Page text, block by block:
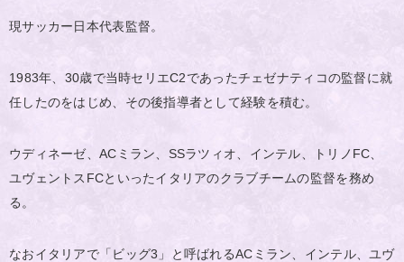
現サッカー日本代表監督。
1983年、30歳で当時セリエC2であったチェゼナティコの監督に就
任したのをはじめ、その後指導者として経験を積む。
ウディネーゼ、ACミラン、SSラツィオ、インテル、トリノFC、
ユヴェントスFCといったイタリアのクラブチームの監督を務め
る。
なおイタリアで「ビッグ3」と呼ばれるACミラン、インテル、ユヴ